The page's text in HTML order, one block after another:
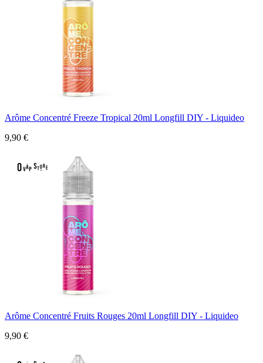
Arôme Concentré Freeze Tropical 20ml Longfill DIY - Liquideo
9,90 €
Arôme Concentré Fruits Rouges 20ml Longfill DIY - Liquideo
9,90 €